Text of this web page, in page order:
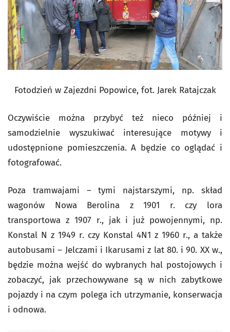
Fotodzień w Zajezdni Popowice, fot. Jarek Ratajczak
Oczywiście można przybyć też nieco później i
samodzielnie wyszukiwać interesujące motywy i
udostępnione pomieszczenia. A będzie co oglądać i
fotografować.
Poza tramwajami – tymi najstarszymi, np. skład
wagonów Nowa Berolina z 1901 r. czy lora
transportowa z 1907 r., jak i już powojennymi, np.
Konstal N z 1949 r. czy Konstal 4N1 z 1960 r., a także
autobusami – Jelczami i Ikarusami z lat 80. i 90. XX w.,
będzie można wejść do wybranych hal postojowych i
zobaczyć, jak przechowywane są w nich zabytkowe
pojazdy i na czym polega ich utrzymanie, konserwacja
i odnowa.